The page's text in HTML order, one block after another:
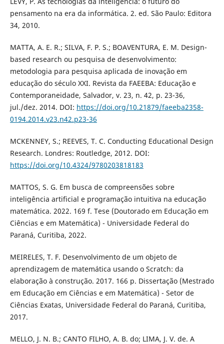
pensamento na era da informática. 2. ed. São Paulo: Editora
34, 2010.
MATTA, A. E. R.; SILVA, F. P. S.; BOAVENTURA, E. M. Design-
based research ou pesquisa de desenvolvimento:
metodologia para pesquisa aplicada de inovação em
educação do século XXI. Revista da FAEEBA: Educação e
Contemporaneidade, Salvador, v. 23, n. 42, p. 23-36,
jul./dez. 2014. DOI: https://doi.org/10.21879/faeeba2358-
0194.2014.v23.n42.p23-36
MCKENNEY, S.; REEVES, T. C. Conducting Educational Design
Research. Londres: Routledge, 2012. DOI:
https://doi.org/10.4324/9780203818183
MATTOS, S. G. Em busca de compreensões sobre
inteligência artificial e programação intuitiva na educação
matemática. 2022. 169 f. Tese (Doutorado em Educação em
Ciências e em Matemática) - Universidade Federal do
Paraná, Curitiba, 2022.
MEIRELES, T. F. Desenvolvimento de um objeto de
aprendizagem de matemática usando o Scratch: da
elaboração à construção. 2017. 166 p. Dissertação (Mestrado
em Educação em Ciências e em Matemática) - Setor de
Ciências Exatas, Universidade Federal do Paraná, Curitiba,
2017.
MELLO, J. N. B.; CANTO FILHO, A. B. do; LIMA, J. V. de. A